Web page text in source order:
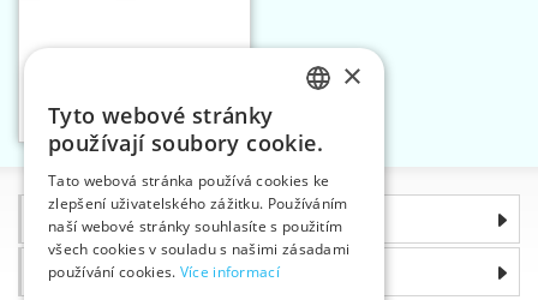
Vložit do košíku
Informace
Proč si zvolit právě nás
ENGLISH
GERMAN
×
Tyto webové stránky
používají soubory cookie.
Tato webová stránka používá cookies ke
zlepšení uživatelského zážitku. Používáním
naší webové stránky souhlasíte s použitím
všech cookies v souladu s našimi zásadami
používání cookies. Více informací